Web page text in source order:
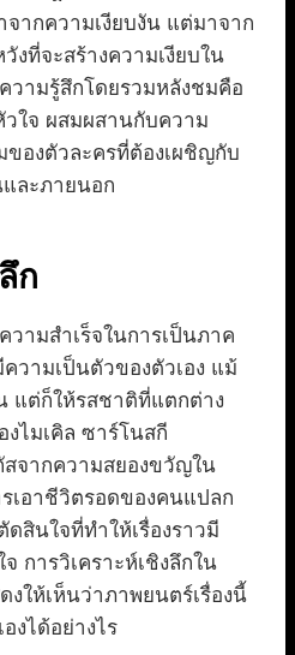
ากความเงียบงัน แต่มาจาก
งที่จะสร้างความเงียบใน
วามรู้สึกโดยรวมหลังชมคือ
ใจ ผสมผสานกับความ
ของตัวละครที่ต้องเผชิญกับ
ละภายนอก
ก
วามสำเร็จในการเป็นภาค
วามเป็นตัวของตัวเอง แม้
แต่ก็ให้รสชาติที่แตกต่าง
ไมเคิล ซาร์โนสกี
จากความสยองขวัญใน
เอาชีวิตรอดของคนแปลก
สินใจที่ทำให้เรื่องราวมี
การวิเคราะห์เชิงลึกใน
งให้เห็นว่าภาพยนตร์เรื่องนี้
งได้อย่างไร